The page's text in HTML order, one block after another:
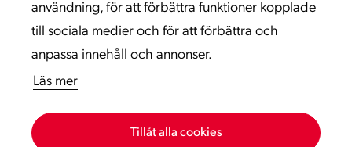
användning, för att förbättra funktioner kopplade
till sociala medier och för att förbättra och
anpassa innehåll och annonser.
Läs mer
Tillåt alla cookies
Kontaktinformation